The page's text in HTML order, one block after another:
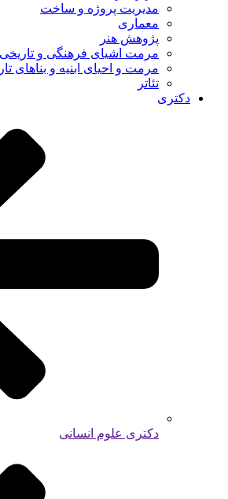
مدیریت پروژه و ساخت
معماری
پژوهش هنر
مرمت اشیای فرهنگی و تاریخی
مرمت و احیای ابنیه و بناهای
تئاتر
دکتری
دکتری علوم انسانی